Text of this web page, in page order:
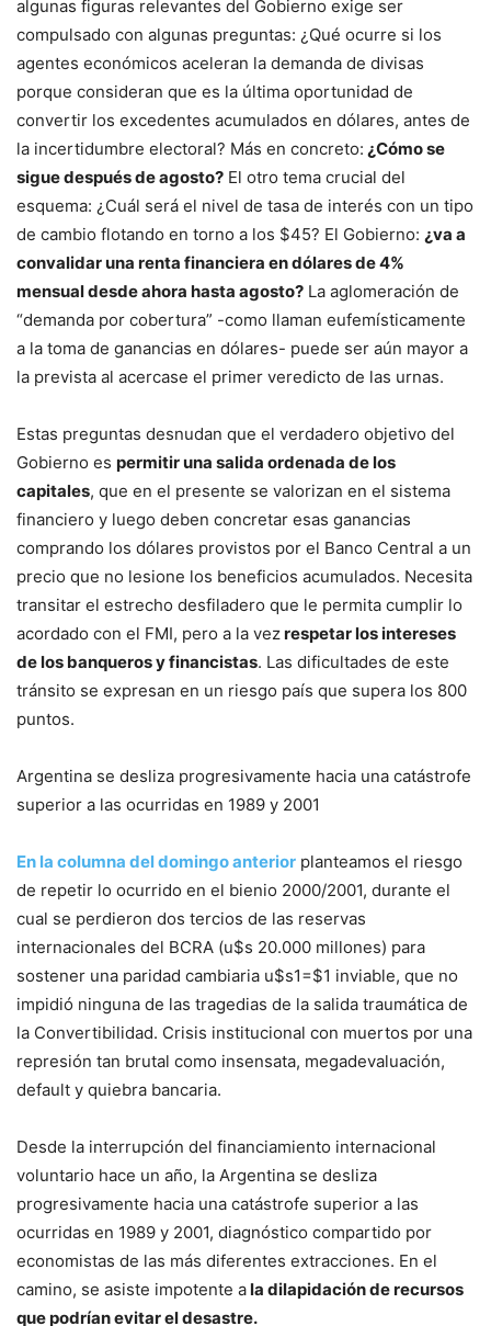
algunas figuras relevantes del Gobierno exige ser
compulsado con algunas preguntas: ¿Qué ocurre si los
agentes económicos aceleran la demanda de divisas
porque consideran que es la última oportunidad de
convertir los excedentes acumulados en dólares, antes de
la incertidumbre electoral? Más en concreto: ¿Cómo se
sigue después de agosto? El otro tema crucial del
esquema: ¿Cuál será el nivel de tasa de interés con un tipo
de cambio flotando en torno a los $45? El Gobierno: ¿va a
convalidar una renta financiera en dólares de 4%
mensual desde ahora hasta agosto? La aglomeración de
“demanda por cobertura” -como llaman eufemísticamente
a la toma de ganancias en dólares- puede ser aún mayor a
la prevista al acercase el primer veredicto de las urnas.
Estas preguntas desnudan que el verdadero objetivo del
Gobierno es permitir una salida ordenada de los
capitales, que en el presente se valorizan en el sistema
financiero y luego deben concretar esas ganancias
comprando los dólares provistos por el Banco Central a un
precio que no lesione los beneficios acumulados. Necesita
transitar el estrecho desfiladero que le permita cumplir lo
acordado con el FMI, pero a la vezrespetar los intereses
de los banqueros y financistas. Las dificultades de este
tránsito se expresan en un riesgo país que supera los 800
puntos.
Argentina se desliza progresivamente hacia una catástrofe
superior a las ocurridas en 1989 y 2001
En la columna del domingo anterior planteamos el riesgo
de repetir lo ocurrido en el bienio 2000/2001, durante el
cual se perdieron dos tercios de las reservas
internacionales del BCRA (u$s 20.000 millones) para
sostener una paridad cambiaria u$s1=$1 inviable, que no
impidió ninguna de las tragedias de la salida traumática de
la Convertibilidad. Crisis institucional con muertos por una
represión tan brutal como insensata, megadevaluación,
default y quiebra bancaria.
Desde la interrupción del financiamiento internacional
voluntario hace un año, la Argentina se desliza
progresivamente hacia una catástrofe superior a las
ocurridas en 1989 y 2001, diagnóstico compartido por
economistas de las más diferentes extracciones. En el
camino, se asiste impotente ala dilapidación de recursos
que podrían evitar el desastre.